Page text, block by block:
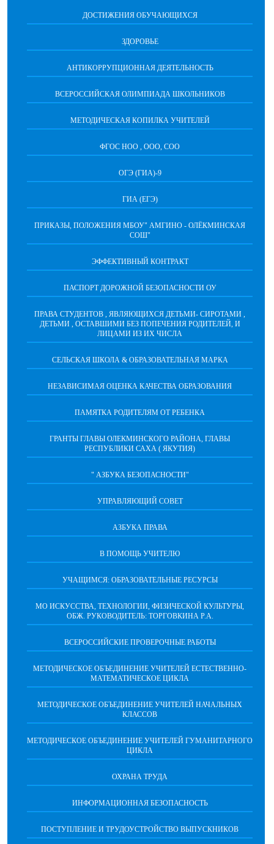
ДОСТИЖЕНИЯ ОБУЧАЮЩИХСЯ
ЗДОРОВЬЕ
АНТИКОРРУПЦИОННАЯ ДЕЯТЕЛЬНОСТЬ
ВСЕРОССИЙСКАЯ ОЛИМПИАДА ШКОЛЬНИКОВ
МЕТОДИЧЕСКАЯ КОПИЛКА УЧИТЕЛЕЙ
ФГОС НОО , ООО, СОО
ОГЭ (ГИА)-9
ГИА (ЕГЭ)
ПРИКАЗЫ, ПОЛОЖЕНИЯ МБОУ" АМГИНО - ОЛЁКМИНСКАЯ
СОШ"
ЭФФЕКТИВНЫЙ КОНТРАКТ
ПАСПОРТ ДОРОЖНОЙ БЕЗОПАСНОСТИ ОУ
ПРАВА СТУДЕНТОВ , ЯВЛЯЮЩИХСЯ ДЕТЬМИ- СИРОТАМИ ,
ДЕТЬМИ , ОСТАВШИМИ БЕЗ ПОПЕЧЕНИЯ РОДИТЕЛЕЙ, И
ЛИЦАМИ ИЗ ИХ ЧИСЛА
СЕЛЬСКАЯ ШКОЛА & ОБРАЗОВАТЕЛЬНАЯ МАРКА
НЕЗАВИСИМАЯ ОЦЕНКА КАЧЕСТВА ОБРАЗОВАНИЯ
ПАМЯТКА РОДИТЕЛЯМ ОТ РЕБЕНКА
ГРАНТЫ ГЛАВЫ ОЛЕКМИНСКОГО РАЙОНА, ГЛАВЫ
РЕСПУБЛИКИ САХА ( ЯКУТИЯ)
" АЗБУКА БЕЗОПАСНОСТИ"
УПРАВЛЯЮЩИЙ СОВЕТ
АЗБУКА ПРАВА
В ПОМОЩЬ УЧИТЕЛЮ
УЧАЩИМСЯ: ОБРАЗОВАТЕЛЬНЫЕ РЕСУРСЫ
МО ИСКУССТВА, ТЕХНОЛОГИИ, ФИЗИЧЕСКОЙ КУЛЬТУРЫ,
ОБЖ. РУКОВОДИТЕЛЬ: ТОРГОВКИНА Р.А.
ВСЕРОССИЙСКИЕ ПРОВЕРОЧНЫЕ РАБОТЫ
МЕТОДИЧЕСКОЕ ОБЪЕДИНЕНИЕ УЧИТЕЛЕЙ ЕСТЕСТВЕННО-
МАТЕМАТИЧЕСКОЕ ЦИКЛА
МЕТОДИЧЕСКОЕ ОБЪЕДИНЕНИЕ УЧИТЕЛЕЙ НАЧАЛЬНЫХ
КЛАССОВ
МЕТОДИЧЕСКОЕ ОБЪЕДИНЕНИЕ УЧИТЕЛЕЙ ГУМАНИТАРНОГО
ЦИКЛА
ОХРАНА ТРУДА
ИНФОРМАЦИОННАЯ БЕЗОПАСНОСТЬ
ПОСТУПЛЕНИЕ И ТРУДОУСТРОЙСТВО ВЫПУСКНИКОВ